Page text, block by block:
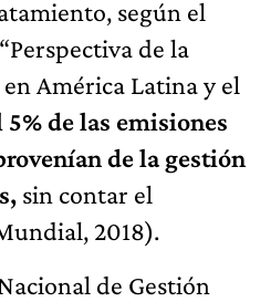
según el
de la
América Latina y el
5% de las emisiones
de la gestión
sin contar el
2018).
de Gestión